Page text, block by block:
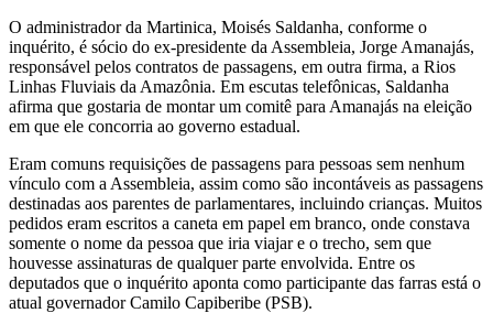
O administrador da Martinica, Moisés Saldanha, conforme o
inquérito, é sócio do ex-presidente da Assembleia, Jorge Amanajás,
responsável pelos contratos de passagens, em outra firma, a Rios
Linhas Fluviais da Amazônia. Em escutas telefônicas, Saldanha
afirma que gostaria de montar um comitê para Amanajás na eleição
em que ele concorria ao governo estadual.
Eram comuns requisições de passagens para pessoas sem nenhum
vínculo com a Assembleia, assim como são incontáveis as passagens
destinadas aos parentes de parlamentares, incluindo crianças. Muitos
pedidos eram escritos a caneta em papel em branco, onde constava
somente o nome da pessoa que iria viajar e o trecho, sem que
houvesse assinaturas de qualquer parte envolvida. Entre os
deputados que o inquérito aponta como participante das farras está o
atual governador Camilo Capiberibe (PSB).